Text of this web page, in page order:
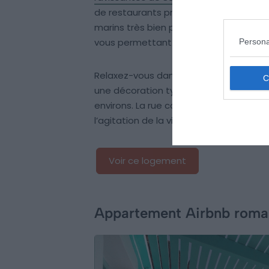
de restaurants proposant des plats
marins très bien préservées par le
vous permettant de visiter facilement
Relaxez-vous dans votre adorable
une décoration typiquement grecque.
environs. La rue calme où se trouve la
l’agitation de la ville.
Voir ce logement
Appartement Airbnb